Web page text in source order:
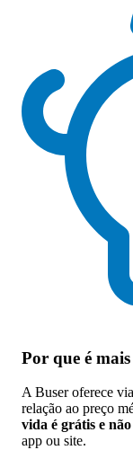
Por que é
A Buser oferece
relação ao preço
vida é grátis e
app ou site.